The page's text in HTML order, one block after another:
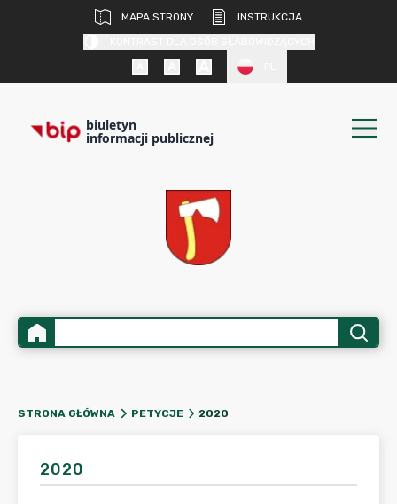
MAPA STRONY
INSTRUKCJA
biuletyn
informacji publicznej
STRONA GŁÓWNA PETYCJE 2020
2020